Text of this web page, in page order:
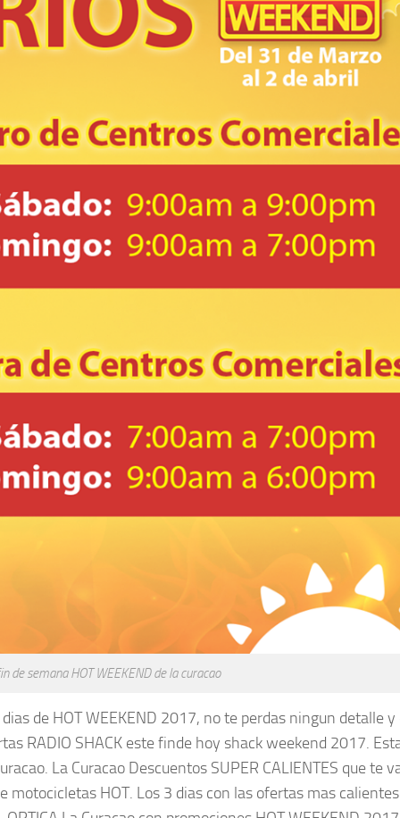
de semana HOT WEEKEND de la curacao
de HOT WEEKEND 2017, no te perdas ningun detalle y
RADIO SHACK este finde hoy shack weekend 2017.
La Curacao Descuentos SUPER CALIENTES que te
HOT. Los 3 dias con las ofertas mas